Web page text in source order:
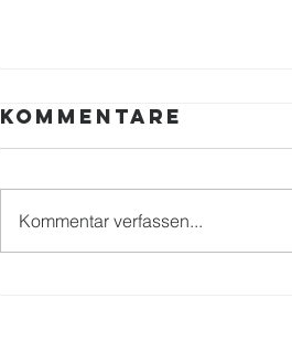
Kommentare
Kommentar verfassen...